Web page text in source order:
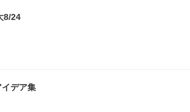
8/24
イデア集